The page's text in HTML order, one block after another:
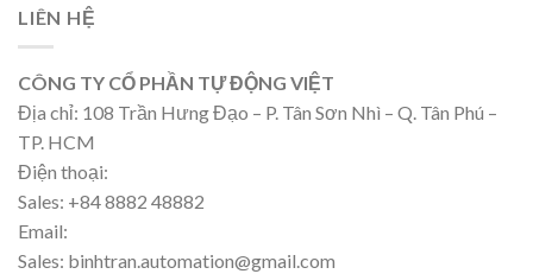
LIÊN HỆ
CÔNG TY CỔ PHẦN TỰ ĐỘNG VIỆT
Địa chỉ: 108 Trần Hưng Đạo – P. Tân Sơn Nhì – Q. Tân Phú –
TP. HCM
Điện thoại:
Sales: +84 8882 48882
Email:
Sales: binhtran.automation@gmail.com